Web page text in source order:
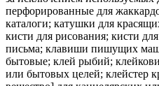
перфорированные для
каталоги; катушки для
кисти для рисования; кисти
письма; клавиши пишущих
бытовые; клей рыбий;
или бытовых целей; клейстер